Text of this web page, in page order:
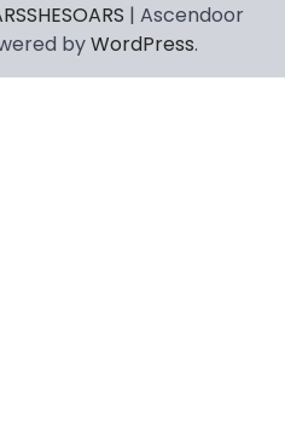
| Ascendoor
byWordPress.